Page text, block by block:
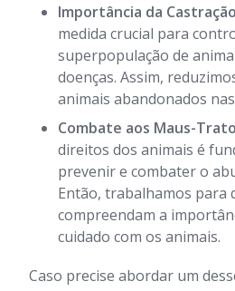
Importância da
medida crucial para
superpopulação de
doenças. Assim,
animais abandonados
Combate aos Maus-
direitos dos animais é
prevenir e combater o
Então, trabalhamos para
compreendam a
cuidado com os animais.
Caso precise abordar um